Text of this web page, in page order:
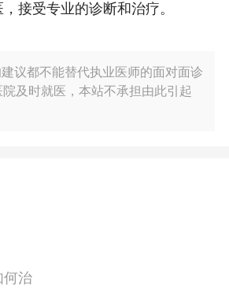
接受专业的诊断和治疗。
议都不能替代执业医师的面对面诊
及时就医，本站不承担由此引起
何治